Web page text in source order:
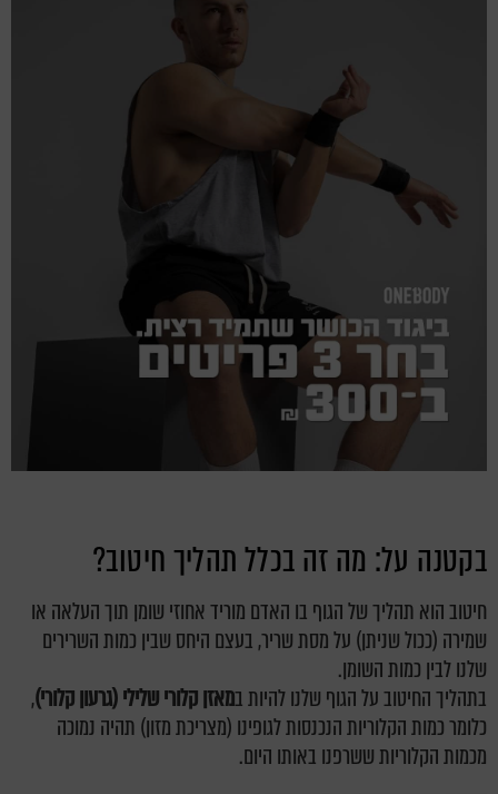
בקטנה על: מה זה בכלל תהליך חיטוב?
חיטוב הוא תהליך של הגוף בו האדם מוריד אחוזי שומן תוך העלאה או
שמירה (ככול שניתן) על מסת שריר, בעצם היחס שבין כמות השרירים
שלנו לבין כמות השומן.
בתהליך החיטוב על הגוף שלנו להיות במאזן קלורי שלילי (גרעון קלורי),
כלומר כמות הקלוריות הנכנסות לגופינו (מצריכת מזון) תהיה נמוכה
מכמות הקלוריות ששרפנו באותו היום.